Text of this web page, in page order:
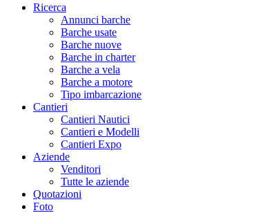
Ricerca
Annunci barche
Barche usate
Barche nuove
Barche in charter
Barche a vela
Barche a motore
Tipo imbarcazione
Cantieri
Cantieri Nautici
Cantieri e Modelli
Cantieri Expo
Aziende
Venditori
Tutte le aziende
Quotazioni
Foto